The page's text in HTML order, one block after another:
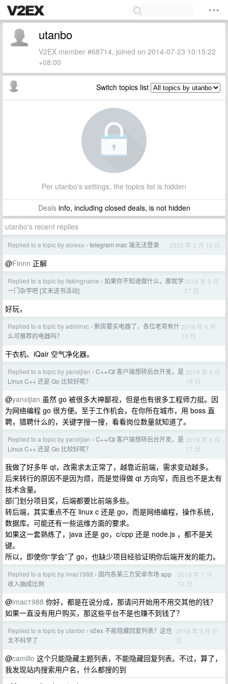
utanbo
V2EX member #68714, joined on 2014-07-23 10:15:22
+08:00
Switch topics list
Per utanbo's settings, the topics list is hidden
Dealsinfo, including closed deals, is not hidden
utanbo's recent replies
Replied to a topic by acrexu › telegram mac 端无法登录 2022 年 2 月 18 日
@Finnn 正解
Replied to a topic by itskingname › 如果你不知道做什么，那就学
一门杂学吧 [文末送书活动]
2018 年 9 月
27 日
好玩，
Replied to a topic by adminxc › 新房要买电器了，各位老哥有什
么可推荐的电器吗？
2018 年 9 月
10 日
干衣机、iQair 空气净化器。
Replied to a topic by yanxijian › C++/Qt 客户端想转后台开发，是
Linux C++ 还是 Go 比较好呢？
2018 年 8 月
18 日
@yanxijian 虽然 go 被很多大神鄙视，但是也有很多工程师力挺。因
为网络编程 go 很方便。至于工作机会，在你所在城市，用 boss 直
聘，猎聘什么的，关键字搜一搜，看看岗位数量就知道了。
Replied to a topic by yanxijian › C++/Qt 客户端想转后台开发，是
Linux C++ 还是 Go 比较好呢？
2018 年 8 月
17 日
我做了好多年 qt，改需求太正常了，越靠近前端，需求变动越多。
后来转行的原因不是因为烦，而是觉得做 qt 方向窄，而且也不是太有
技术含量。
部门划分项目奖，后端都要比前端多些。
转后端，其实重点不在 linux c 还是 go，而是网络编程，操作系统，
数据库。可能还有一些运维方面的要求。
如果这一套熟练了，java 还是 go，c/cpp 还是 node.js ，都不是关
键。
所以，即使你“学会”了 go，也缺少项目经验证明你后端开发的能力。
Replied to a topic by imac1988 › 国内各第三方安卓市场 app
收入抽成比例
2018 年 7 月
12 日
@imac1988 你好，都是在说分成，那请问开始用不用交其他的钱？
如果一直没有用户购买，那这些平台不是也赚不到钱了？
Replied to a topic by utanbo › v2ex 不能隐藏回复列表？这也
太不科学了
2018 年 3 月 31
日
@camillo 这个只能隐藏主题列表，不能隐藏回复列表。不过，算了，
我发现站内搜索用户名，什么都搜的到